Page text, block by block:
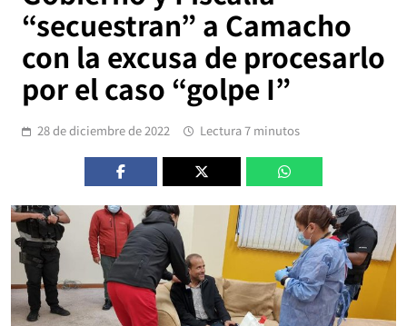
“secuestran” a Camacho
con la excusa de procesarlo
por el caso “golpe I”
28 de diciembre de 2022 Lectura 7 minutos